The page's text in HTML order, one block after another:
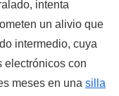
intenta
un alivio que
intermedio, cuya
electrónicos con
meses en una silla